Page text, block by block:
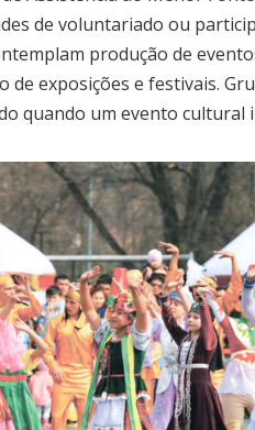
de voluntariado ou
produção de
de exposições e festivais.
quando um evento cultural